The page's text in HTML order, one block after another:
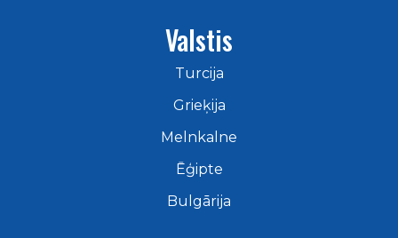
Valstis
Turcija
Grieķija
Melnkalne
Ēģipte
Bulgārija